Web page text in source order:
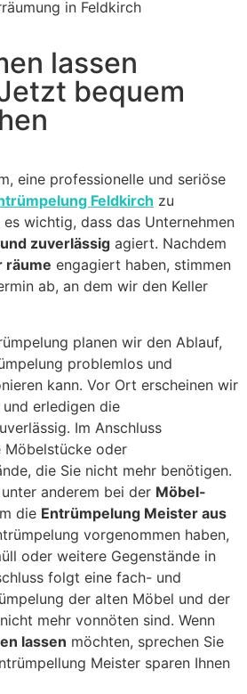
in Feldkirch
lassen
bequem
eine professionelle und seriöse
Feldkirch zu
wichtig, dass das Unternehmen
zuverlässig agiert. Nachdem
räume engagiert haben, stimmen
ab, an dem wir den Keller
planen wir den Ablauf,
problemlos und
kann. Vor Ort erscheinen wir
erledigen die
Im Anschluss
Möbelstücke oder
die Sie nicht mehr benötigen.
anderem bei der Möbel-
die Entrümpelung Meister aus
vorgenommen haben,
oder weitere Gegenstände in
folgt eine fach- und
der alten Möbel und der
mehr vonnöten sind. Wenn
lassen möchten, sprechen Sie
Meister sparen Ihnen